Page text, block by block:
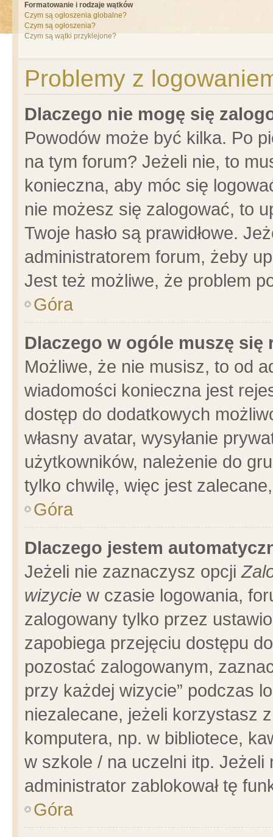
Formatowanie i rodzaje wątków
Czym są ogłoszenia globalne?
Czym są ogłoszenia?
Czym są wątki przyklejone?
Problemy z
Dlaczego nie mogę się
Powodów może być kilka. Po
na tym forum? Jeżeli nie, to
konieczna, aby móc się
nie możesz się zalogować, to
Twoje hasło są prawidłowe.
administratorem forum, żeby
Jest też możliwe, że problem
Góra
Dlaczego w ogóle muszę się
Możliwe, że nie musisz, to od
wiadomości konieczna jest
dostęp do dodatkowych
własny avatar, wysyłanie
użytkowników, należenie do
tylko chwilę, więc jest
Góra
Dlaczego jestem
Jeżeli nie zaznaczysz opcji
wizycie w czasie logowania,
zalogowany tylko przez
zapobiega przejęciu dostępu
pozostać zalogowanym,
przy każdej wizycie” podczas
niezalecane, jeżeli korzystasz
komputera, np. w bibliotece,
w szkole / na uczelni itp.
administrator zablokował tę
Góra